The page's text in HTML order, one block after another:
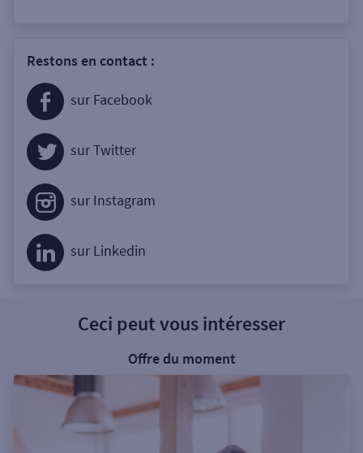
Restons en contact :
sur Facebook
sur Twitter
sur Instagram
sur Linkedin
Ceci peut vous intéresser
Offre du moment